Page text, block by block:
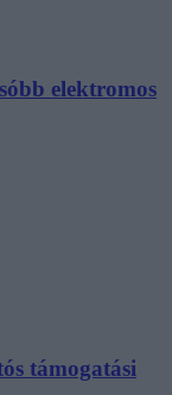
elektromos
támogatási